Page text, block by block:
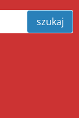
szukaj